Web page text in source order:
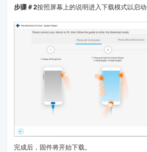
步骤＃2按照屏幕上的说明进入下载模式以启动
完成后，固件将开始下载。